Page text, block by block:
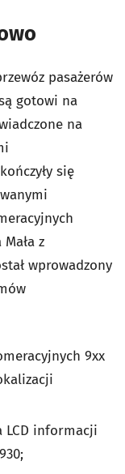
pasażerów
gotowi na
na
się
z
wprowadzony
9xx
LCD informacji